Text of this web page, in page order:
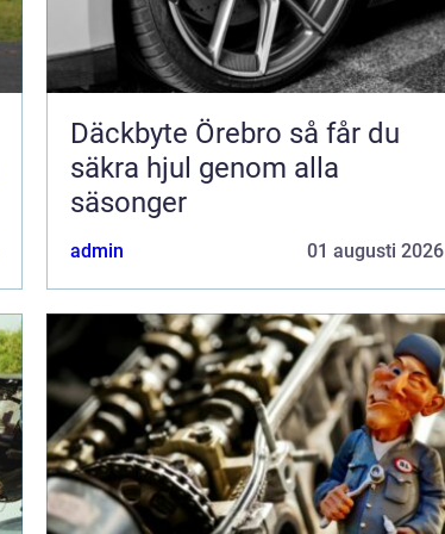
Däckbyte Örebro så får du
säkra hjul genom alla
säsonger
admin 01 augusti 2026